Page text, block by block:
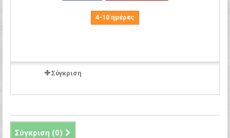
4-10 ημέρες
Σύγκριση
Σύγκριση (0)